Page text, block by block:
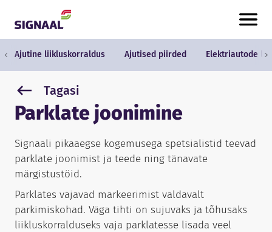
Ajutine liikluskorraldus Ajutised piirded Elektriautode
Tagasi
Parklate joonimine
Signaali pikaaegse kogemusega spetsialistid teevad
parklate joonimist ja teede ning tänavate
märgistustöid.
Parklates vajavad markeerimist valdavalt
parkimiskohad. Väga tihti on sujuvaks ja tõhusaks
liikluskorralduseks vaja parklatesse lisada veel